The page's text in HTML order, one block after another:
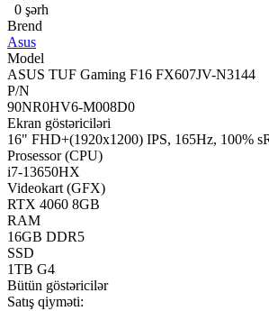
0 şərh
Brend
Asus
Model
ASUS TUF Gaming F16 FX607JV-N3144
P/N
90NR0HV6-M008D0
Ekran göstəriciləri
16" FHD+(1920x1200) IPS, 165Hz, 100%
Prosessor (CPU)
i7-13650HX
Videokart (GFX)
RTX 4060 8GB
RAM
16GB DDR5
SSD
1TB G4
Bütün göstəricilər
Satış qiyməti: